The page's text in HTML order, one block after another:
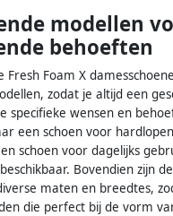
modellen
behoeften
Fresh Foam X
zodat je altijd een
specifieke wensen en
een schoen voor
schoen voor dagelijks
Bovendien zijn
maten en breedtes,
die perfect bij de vorm